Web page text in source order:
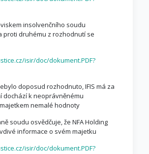
insolvenčního soudu
proti druhému z rozhodnutí se
isir/doc/dokument.PDF?
doposud rozhodnuto, IFIS má za
dochází k neoprávněnému
nemalé hodnoty
soudu osvědčuje, že NFA Holding
informace o svém majetku
isir/doc/dokument.PDF?